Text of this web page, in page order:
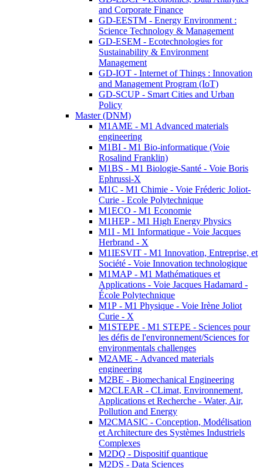
and Corporate Finance
GD-EESTM - Energy Environment :
Science Technology & Management
GD-ESEM - Ecotechnologies for
Sustainability & Environment
Management
GD-IOT - Internet of Things : Innovation
and Management Program (IoT)
GD-SCUP - Smart Cities and Urban
Policy
Master (DNM)
M1AME - M1 Advanced materials
engineering
M1BI - M1 Bio-informatique (Voie
Rosalind Franklin)
M1BS - M1 Biologie-Santé - Voie Boris
Ephrussi-X
M1C - M1 Chimie - Voie Fréderic Joliot-
Curie - Ecole Polytechnique
M1ECO - M1 Economie
M1HEP - M1 High Energy Physics
M1I - M1 Informatique - Voie Jacques
Herbrand - X
M1IESVIT - M1 Innovation, Entreprise, et
Société - Voie Innovation technologique
M1MAP - M1 Mathématiques et
Applications - Voie Jacques Hadamard -
École Polytechnique
M1P - M1 Physique - Voie Irène Joliot
Curie - X
M1STEPE - M1 STEPE - Sciences pour
les défis de l'environnement/Sciences for
environmentals challenges
M2AME - Advanced materials
engineering
M2BE - Biomechanical Engineering
M2CLEAR - CLimat, Environnement,
Applications et Recherche - Water, Air,
Pollution and Energy
M2CMASIC - Conception, Modélisation
et Architecture des Systèmes Industriels
Complexes
M2DQ - Dispositif quantique
M2DS - Data Sciences